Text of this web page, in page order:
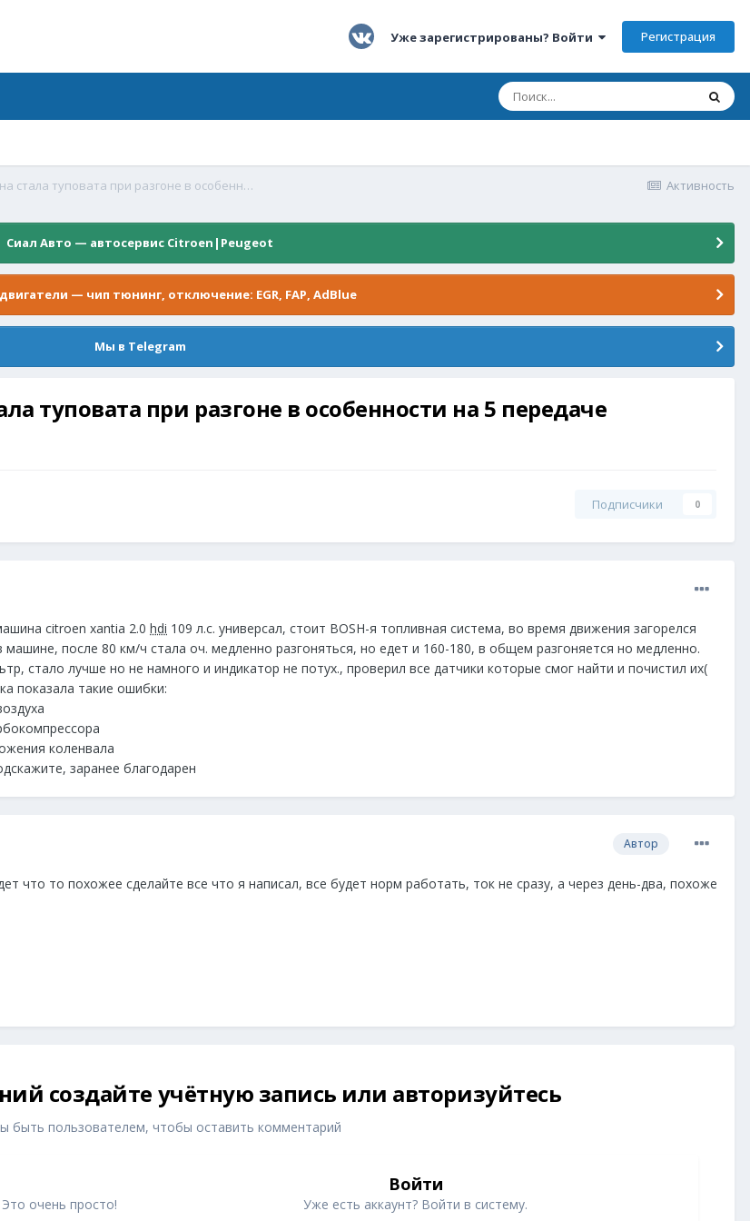
Уже зарегистрированы? Войти Регистрация
Активность
загорелся индикатор CHEC. машина стала туповата при разгоне в особенности на 5 передаче
Сиал Авто — автосервис Citroen|Peugeot
— чип тюнинг, отключение: EGR, FAP, AdBlue
Мы в Telegram
туповата при разгоне в особенности на 5 передаче
Подписчики 0
citroen xantia 2.0 hdi 109 л.с. универсал, стоит BOSH-я топливная система, во время движения загорелся
машине, после 80 км/ч стала оч. медленно разгоняться, но едет и 160-180, в общем разгоняется но медленно.
стало лучше но не намного и индикатор не потух., проверил все датчики которые смог найти и почистил их(
показала такие ошибки:
коленвала
заранее благодарен
Автор
что то похожее сделайте все что я написал, все будет норм работать, ток не сразу, а через день-два, похоже
создайте учётную запись или авторизуйтесь
быть пользователем, чтобы оставить комментарий
очень просто!
Войти
Уже есть аккаунт? Войти в систему.